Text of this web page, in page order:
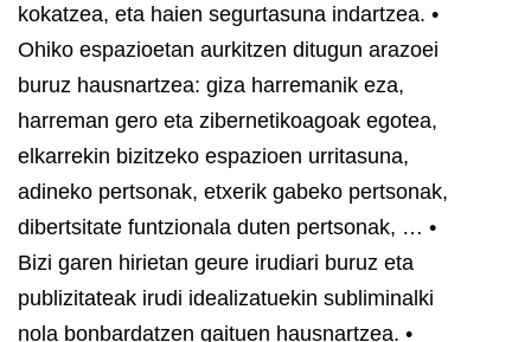
kokatzea, eta haien segurtasuna indartzea. •
Ohiko espazioetan aurkitzen ditugun arazoei
buruz hausnartzea: giza harremanik eza,
harreman gero eta zibernetikoagoak egotea,
elkarrekin bizitzeko espazioen urritasuna,
adineko pertsonak, etxerik gabeko pertsonak,
dibertsitate funtzionala duten pertsonak, … •
Bizi garen hirietan geure irudiari buruz eta
publizitateak irudi idealizatuekin subliminalki
nola bonbardatzen gaituen hausnartzea. •